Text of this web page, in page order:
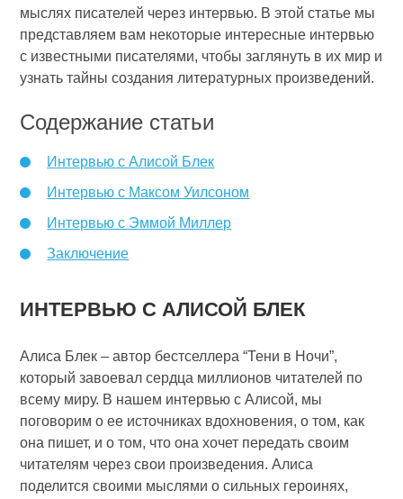
мыслях писателей через интервью. В этой статье мы
представляем вам некоторые интересные интервью
с известными писателями, чтобы заглянуть в их мир и
узнать тайны создания литературных произведений.
Содержание статьи
Интервью с Алисой Блек
Интервью с Максом Уилсоном
Интервью с Эммой Миллер
Заключение
ИНТЕРВЬЮ С АЛИСОЙ БЛЕК
Алиса Блек – автор бестселлера “Тени в Ночи”,
который завоевал сердца миллионов читателей по
всему миру. В нашем интервью с Алисой, мы
поговорим о ее источниках вдохновения, о том, как
она пишет, и о том, что она хочет передать своим
читателям через свои произведения. Алиса
поделится своими мыслями о сильных героинях,